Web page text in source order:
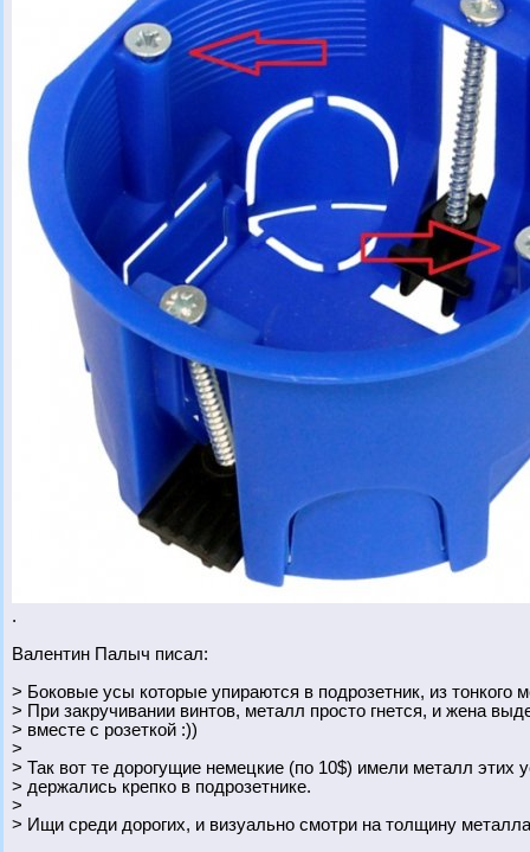
.
Валентин Палыч писал:
> Боковые усы которые упираются в подрозетник, из тонкого
> При закручивании винтов, металл просто гнется, и жена
> вместе с розеткой :))
>
> Так вот те дорогущие немецкие (по 10$) имели металл этих
> держались крепко в подрозетнике.
>
> Ищи среди дорогих, и визуально смотри на толщину